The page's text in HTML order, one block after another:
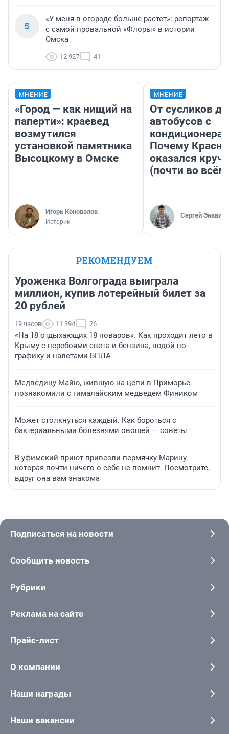
5
«У меня в огороде больше растет»: репортаж
с самой провальной «Флоры» в истории
Омска
12 927 41
МНЕНИЕ
«Город — как нищий на
паперти»: краевед
возмутился
установкой памятника
Высоцкому в Омске
Игорь Коновалов
Историк
МНЕНИЕ
От сусликов до
автобусов с
Почему
оказался
(почти во
Сергей Энквист
РЕКОМЕНДУЕМ
Уроженка Волгограда выиграла
миллион, купив лотерейный билет за
20 рублей
19 часов 11 394 26
«На 18 отдыхающих 18 поваров». Как проходит лето в
Крыму с перебоями света и бензина, водой по
графику и налетами БПЛА
Медведицу Майю, жившую на цепи в Приморье,
познакомили с гималайским медведем Фиником
Может столкнуться каждый. Как бороться с
бактериальными болезнями овощей — советы
В уфимский приют привезли пермячку Марину,
которая почти ничего о себе не помнит. Посмотрите,
вдруг она вам знакома
Подписаться на новости
Сообщить новость
Рубрики
Реклама на сайте
Прайс-лист
О компании
Наши награды
Наши вакансии